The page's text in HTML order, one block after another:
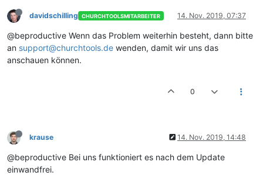
davidschilling CHURCHTOOLSMITARBEITER 14. Nov. 2019, 07:37
@beproductive Wenn das Problem weiterhin besteht, dann bitte
an support@churchtools.de wenden, damit wir uns das
anschauen können.
0
krause 14. Nov. 2019, 14:48
@beproductive Bei uns funktioniert es nach dem Update
einwandfrei.